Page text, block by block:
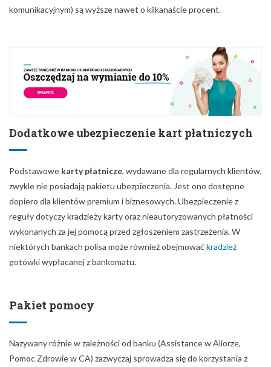
komunikacyjnym) są wyższe nawet o kilkanaście procent.
Dodatkowe ubezpieczenie kart płatniczych
Podstawowe karty płatnicze, wydawane dla regularnych klientów,
zwykle nie posiadają pakietu ubezpieczenia. Jest ono dostępne
dopiero dla klientów premium i biznesowych. Ubezpieczenie z
reguły dotyczy kradzieży karty oraz nieautoryzowanych płatności
wykonanych za jej pomocą przed zgłoszeniem zastrzeżenia. W
niektórych bankach polisa może również obejmować kradzież
gotówki wypłacanej z bankomatu.
Pakiet pomocy
Nazywany różnie w zależności od banku (Assistance w Aliorze,
Pomoc Zdrowie w CA) zazwyczaj sprowadza się do korzystania z